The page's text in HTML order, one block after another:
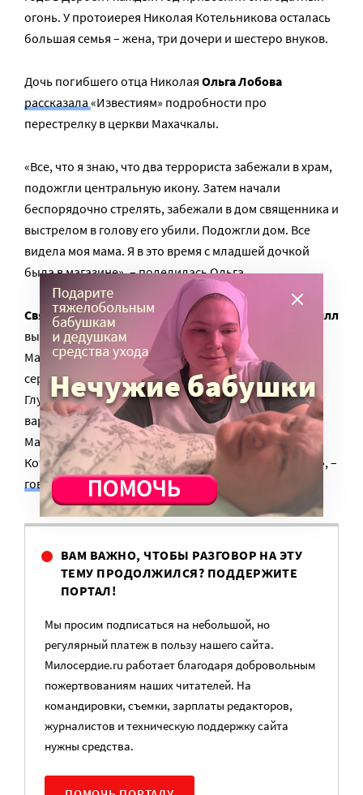
огонь. У протоиерея Николая Котельникова осталась
большая семья – жена, три дочери и шестеро внуков.
Дочь погибшего отца Николая Ольга Лобова
рассказала«Известиям» подробности про
перестрелку в церкви Махачкалы.
«Все, что я знаю, что два террориста забежали в храм,
подожгли центральную икону. Затем начали
беспорядочно стрелять, забежали в дом священника и
выстрелом в голову его убили. Подожгли дом. Все
видела моя мама. Я в это время с младшей дочкой
была в магазине», – поделилась Ольга.
Святейший Патриарх Московский и всея Руси Кирилл
выразил соболезнования архиепископу
Махачкалинскому и Грозненскому Варлааму. «Мое
сердце страждет вместе с Вами и Вашей паствой.
Глубоко скорблю в связи с гибелью в результате
варварской террористической атаки клирика
Махачкалинской епархии – протоиерея Николая
Котельникова, принявшего смерть за имя Христово», –
говорится
в соболезновании.
ВАМ ВАЖНО, ЧТОБЫ РАЗГОВОР НА ЭТУ
ТЕМУ ПРОДОЛЖИЛСЯ? ПОДДЕРЖИТЕ
ПОРТАЛ!
Мы просим подписаться на небольшой, но
регулярный платеж в пользу нашего сайта.
Милосердие.ru работает благодаря добровольным
пожертвованиям наших читателей. На
командировки, съемки, зарплаты редакторов,
журналистов и техническую поддержку сайта
нужны средства.